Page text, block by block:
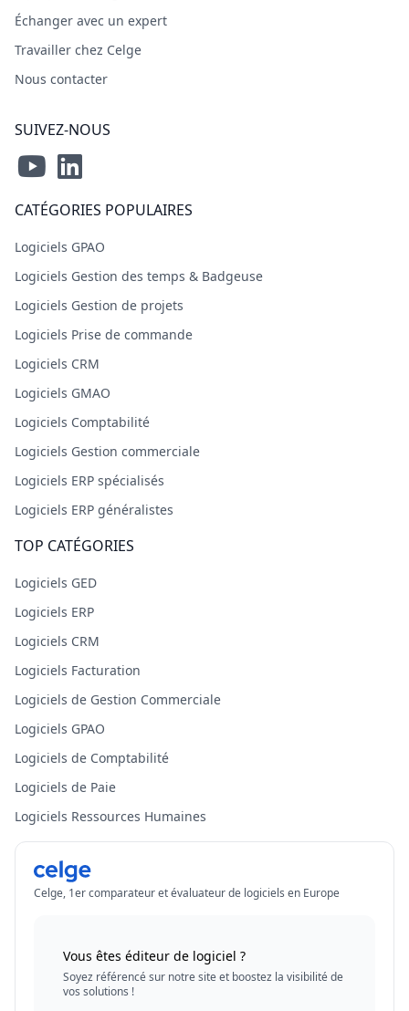
Échanger avec un expert
Travailler chez Celge
Nous contacter
SUIVEZ-NOUS
CATÉGORIES POPULAIRES
Logiciels GPAO
Logiciels Gestion des temps & Badgeuse
Logiciels Gestion de projets
Logiciels Prise de commande
Logiciels CRM
Logiciels GMAO
Logiciels Comptabilité
Logiciels Gestion commerciale
Logiciels ERP spécialisés
Logiciels ERP généralistes
TOP CATÉGORIES
Logiciels GED
Logiciels ERP
Logiciels CRM
Logiciels Facturation
Logiciels de Gestion Commerciale
Logiciels GPAO
Logiciels de Comptabilité
Logiciels de Paie
Logiciels Ressources Humaines
Celge, 1er comparateur et évaluateur de logiciels en Europe
Vous êtes éditeur de logiciel ?
Soyez référencé sur notre site et boostez la visibilité de
vos solutions !